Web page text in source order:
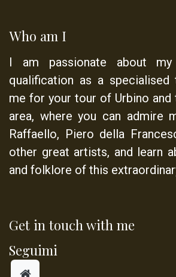
Who am I
I am passionate about
qualification as a specialised
me for your tour of Urbino
area, where you can admire
Raffaello, Piero della
other great artists, and learn
and folklore of this
Get in touch with me
Seguimi